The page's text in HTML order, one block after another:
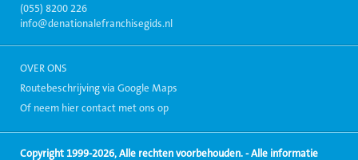
(055) 8200 226
info@denationalefranchisegids.nl
OVER ONS
Routebeschrijving via Google Maps
Of neem hier contact met ons op
Copyright 1999-2026, Alle rechten voorbehouden. - Alle informatie